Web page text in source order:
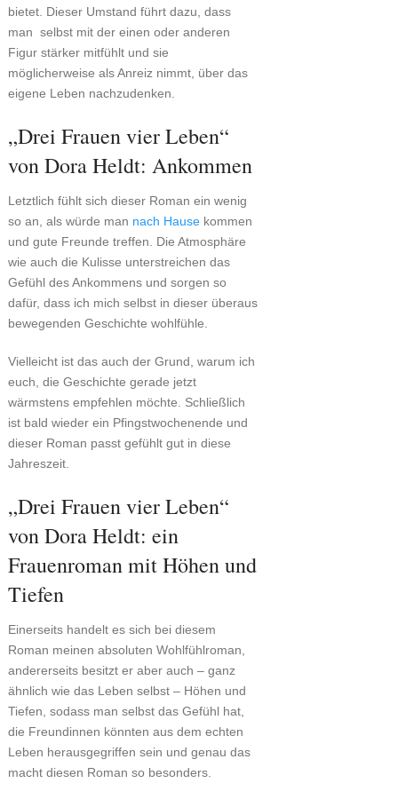
bietet. Dieser Umstand führt dazu, dass
man selbst mit der einen oder anderen
Figur stärker mitfühlt und sie
möglicherweise als Anreiz nimmt, über das
eigene Leben nachzudenken.
„Drei Frauen vier Leben“
von Dora Heldt: Ankommen
Letztlich fühlt sich dieser Roman ein wenig
so an, als würde man nach Hausekommen
und gute Freunde treffen. Die Atmosphäre
wie auch die Kulisse unterstreichen das
Gefühl des Ankommens und sorgen so
dafür, dass ich mich selbst in dieser überaus
bewegenden Geschichte wohlfühle.
Vielleicht ist das auch der Grund, warum ich
euch, die Geschichte gerade jetzt
wärmstens empfehlen möchte. Schließlich
ist bald wieder ein Pfingstwochenende und
dieser Roman passt gefühlt gut in diese
Jahreszeit.
„Drei Frauen vier Leben“
von Dora Heldt: ein
Frauenroman mit Höhen und
Tiefen
Einerseits handelt es sich bei diesem
Roman meinen absoluten Wohlfühlroman,
andererseits besitzt er aber auch – ganz
ähnlich wie das Leben selbst – Höhen und
Tiefen, sodass man selbst das Gefühl hat,
die Freundinnen könnten aus dem echten
Leben herausgegriffen sein und genau das
macht diesen Roman so besonders.